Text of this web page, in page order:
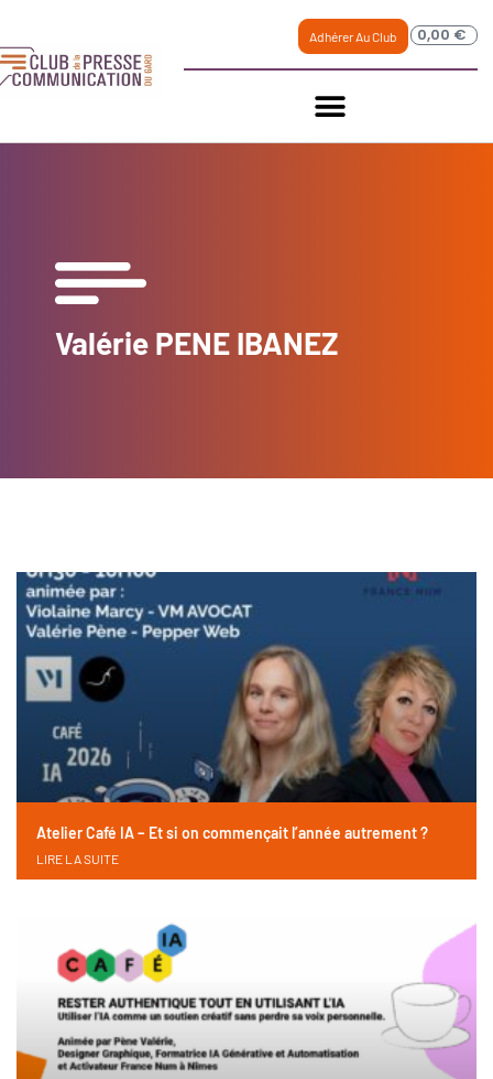
Adhérer Au Club 0,00 €
Valérie PENE IBANEZ
Atelier Café IA – Et si on commençait l’année autrement ?
LIRE LA SUITE